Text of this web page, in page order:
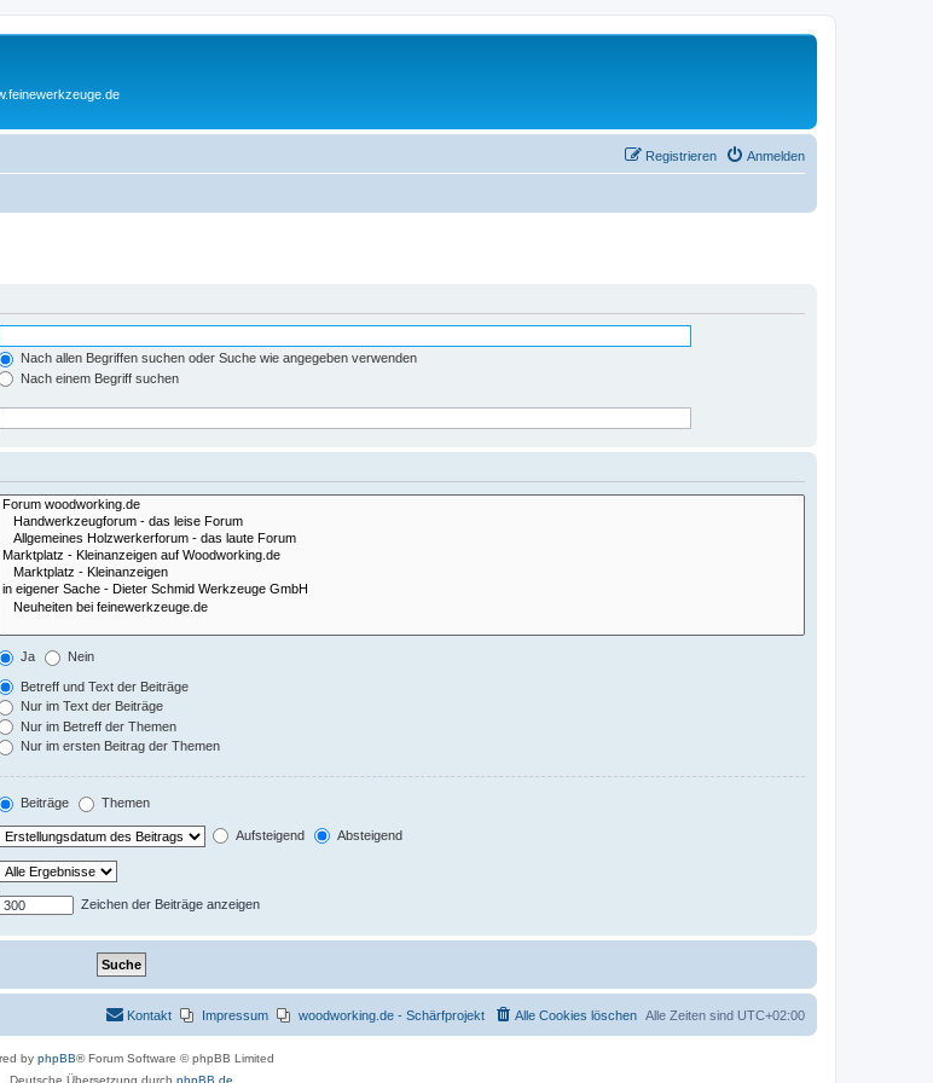
Anmelden
Registrieren
Nach allen Begriffen suchen oder Suche wie angegeben verwenden
Nach einem Begriff suchen
Ja Nein
Betreff und Text der Beiträge
Nur im Text der Beiträge
Nur im Betreff der Themen
Nur im ersten Beitrag der Themen
Beiträge Themen
Aufsteigend Absteigend
Zeichen der Beiträge anzeigen
Alle Zeiten sind UTC+02:00
Alle Cookies löschen
woodworking.de - Schärfprojekt
Impressum
Kontakt
by phpBB® Forum Software © phpBB Limited
Deutsche Übersetzung durch phpBB.de